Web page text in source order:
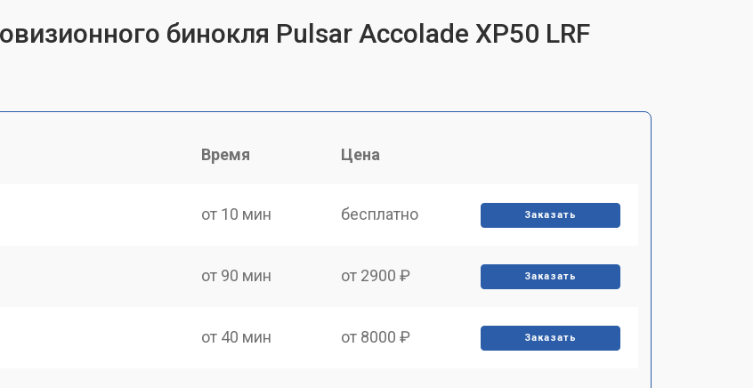
бинокля Pulsar Accolade XP50 LRF
Время Цена
от 10 мин бесплатно Заказать
от 90 мин от 2900 ₽ Заказать
от 40 мин от 8000 ₽ Заказать